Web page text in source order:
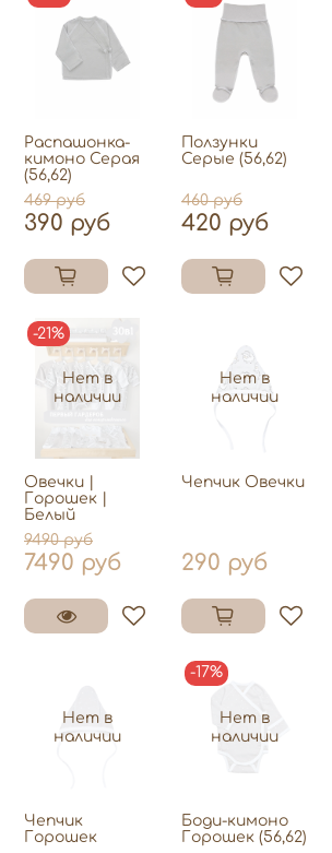
Распашонка-
кимоно Серая
(56,62)
469 руб
390 руб
Ползунки
Серые (56,62)
460 руб
420 руб
Нет в
наличии
-21%
Овечки |
Горошек |
Белый
9490 руб
7490 руб
Нет в
наличии
Чепчик Овечки
290 руб
Нет в
наличии
Чепчик
Горошек
Нет в
наличии
-17%
Боди-кимоно
Горошек (56,62)